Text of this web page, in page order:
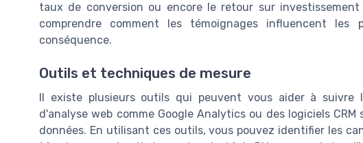
taux de conversion ou encore le retour sur investissement
comprendre comment les témoignages influencent
conséquence.
Outils et techniques de mesure
Il existe plusieurs outils qui peuvent vous aider à suivre
d'analyse web comme Google Analytics ou des logiciels
données. En utilisant ces outils, vous pouvez identifier les